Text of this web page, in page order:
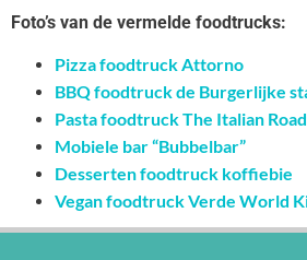
Foto’s van de vermelde foodtrucks:
Pizza foodtruck Attorno
BBQ foodtruck de Burgerlijke
Pasta foodtruck The Italian
Mobiele bar “Bubbelbar”
Desserten foodtruck koffiebie
Vegan foodtruck Verde World